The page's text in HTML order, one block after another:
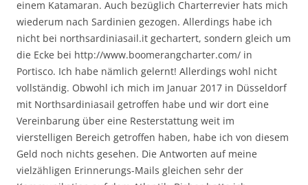
einem Katamaran. Auch bezüglich Charterrevier hats mich
wiederum nach Sardinien gezogen. Allerdings habe ich
nicht bei northsardiniasail.it gechartert, sondern gleich um
die Ecke bei http://www.boomerangcharter.com/ in
Portisco. Ich habe nämlich gelernt! Allerdings wohl nicht
vollständig. Obwohl ich mich im Januar 2017 in Düsseldorf
mit Northsardiniasail getroffen habe und wir dort eine
Vereinbarung über eine Resterstattung weit im
vierstelligen Bereich getroffen haben, habe ich von diesem
Geld noch nichts gesehen. Die Antworten auf meine
vielzähligen Erinnerungs-Mails gleichen sehr der